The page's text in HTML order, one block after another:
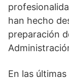
han hecho
preparación
En las